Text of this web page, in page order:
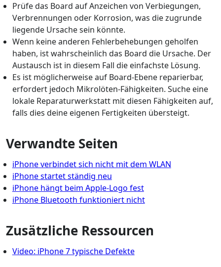
Prüfe das Board auf Anzeichen von Verbiegungen,
Verbrennungen oder Korrosion, was die zugrunde
liegende Ursache sein könnte.
Wenn keine anderen Fehlerbehebungen geholfen
haben, ist wahrscheinlich das Board die Ursache. Der
Austausch ist in diesem Fall die einfachste Lösung.
Es ist möglicherweise auf Board-Ebene reparierbar,
erfordert jedoch Mikrolöten-Fähigkeiten. Suche eine
lokale Reparaturwerkstatt mit diesen Fähigkeiten auf,
falls dies deine eigenen Fertigkeiten übersteigt.
Verwandte Seiten
iPhone verbindet sich nicht mit dem WLAN
iPhone startet ständig neu
iPhone hängt beim Apple-Logo fest
iPhone Bluetooth funktioniert nicht
Zusätzliche Ressourcen
Video: iPhone 7 typische Defekte